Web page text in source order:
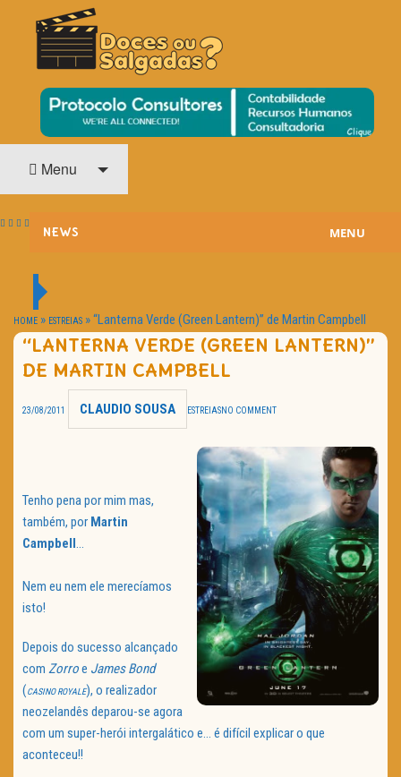
DOCES OU SALGADAS?
O Cinema? Uma Paixão!!
Menu
NEWS
PASSATEMPOS
HOME CINEMA
NOTA PESSOAL
TRAILER DO DIA
Política de Privacidade
MENU
HOME » ESTREIAS »“Lanterna Verde (Green Lantern)” de Martin Campbell
“LANTERNA VERDE (GREEN LANTERN)”
DE MARTIN CAMPBELL
23/08/2011 CLAUDIO SOUSA ESTREIASNO COMMENT
Tenho pena por mim mas,
também, por Martin
Campbell…
Nem eu nem ele merecíamos
isto!
Depois do sucesso alcançado
com Zorroe James Bond
(CASINO ROYALE), o realizador
neozelandês deparou-se agora
com um super-herói intergalático e… é difícil explicar o que
aconteceu!!